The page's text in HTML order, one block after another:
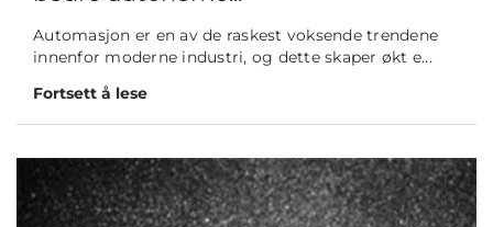
Automasjon er en av de raskest voksende trendene
innenfor moderne industri, og dette skaper økt e...
Fortsett å lese